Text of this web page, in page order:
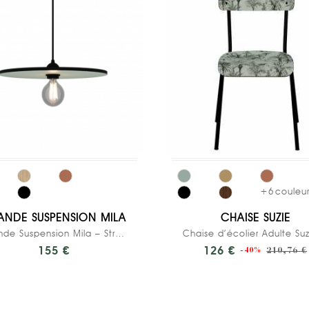
SUSPENSION MILA
Grande Suspension Mila – Stratifié Uni Kaki
155 €
+6
CHAISE SUZIE
126 € -40% 210,76 €